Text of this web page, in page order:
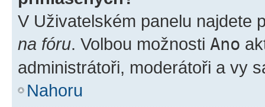
V Uživatelském panelu najdete
na fóru. Volbou možnosti Ano
administrátoři, moderátoři a vy
Nahoru